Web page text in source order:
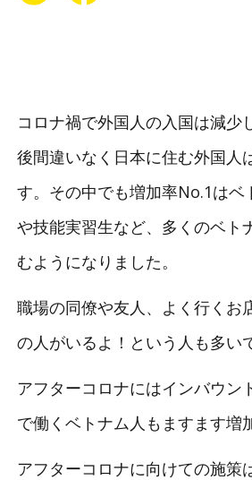
コロナ禍で外国人の入国は減少
後間違いなく日本に住む外国人
す。その中でも増加率No.1はベ
や技能実習生など、多くのベト
むようになりました。
職場の同僚や友人、よく行くお
の人がいるよ！という人も多い
アフターコロナにはインバウン
で働くベトナム人もますます増
アフターコロナに向けての施策